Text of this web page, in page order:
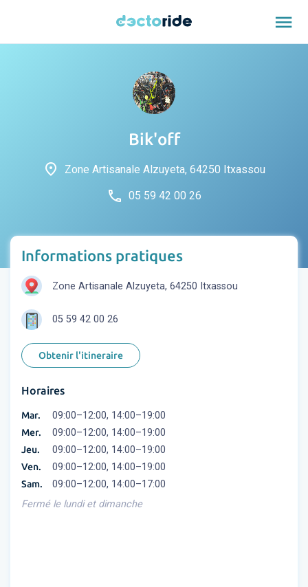
menu
Bik'off
place Zone Artisanale Alzuyeta, 64250 Itxassou
phone 05 59 42 00 26
Informations pratiques
Zone Artisanale Alzuyeta, 64250 Itxassou
05 59 42 00 26
Obtenir l'itineraire
Horaires
Mar. 09:00–12:00, 14:00–19:00
Mer. 09:00–12:00, 14:00–19:00
Jeu. 09:00–12:00, 14:00–19:00
Ven. 09:00–12:00, 14:00–19:00
Sam.
09:00–12:00, 14:00–17:00
Fermé le lundi et dimanche